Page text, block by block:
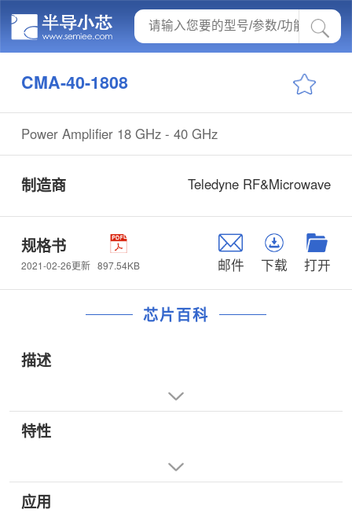
CMA-40-1808
Power Amplifier 18 GHz - 40 GHz
制造商 Teledyne RF&Microwave
规格书
2021-02-26更新 897.54KB 邮件 下载 打开
芯片百科
描述
特性
应用